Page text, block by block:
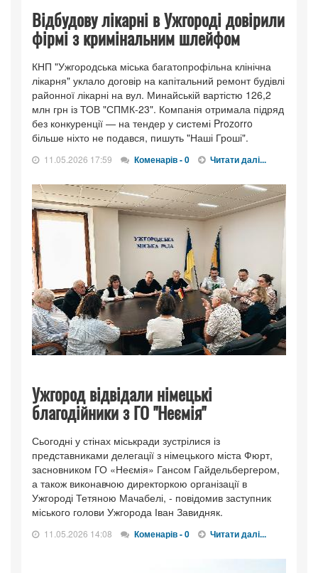
Відбудову лікарні в Ужгороді довірили
фірмі з кримінальним шлейфом
КНП "Ужгородська міська багатопрофільна клінічна
лікарня" уклало договір на капітальний ремонт будівлі
районної лікарні на вул. Минайській вартістю 126,2
млн грн із ТОВ "СПМК-23". Компанія отримала підряд
без конкуренції — на тендер у системі Prozorro
більше ніхто не подався, пишуть "Наші Гроші".
11.05.2026 17:59 Коменарів - 0 Читати далі...
Ужгород відвідали німецькі
благодійники з ГО "Неємія"
Сьогодні у стінах міськради зустрілися із
представниками делегації з німецького міста Фюрт,
засновником ГО «Неємія» Гансом Гайдельбергером,
а також виконавчою директоркою організації в
Ужгороді Тетяною Мачабелі, - повідомив заступник
міського голови Ужгорода Іван Завидняк.
11.05.2026 14:08 Коменарів - 0 Читати далі...